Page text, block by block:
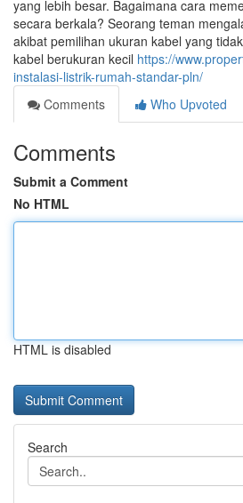
yang lebih besar. Bagaimana cara
secara berkala? Seorang teman
akibat pemilihan ukuran kabel yang
kabel berukuran kecil https://
instalasi-listrik-rumah-standar-pln/
Comments
Who Upvoted
Comments
Submit a Comment
No HTML
HTML is disabled
Search